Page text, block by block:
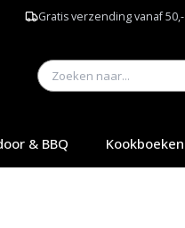
Gratis verzending vanaf 50,-
& BBQ Kookboeken